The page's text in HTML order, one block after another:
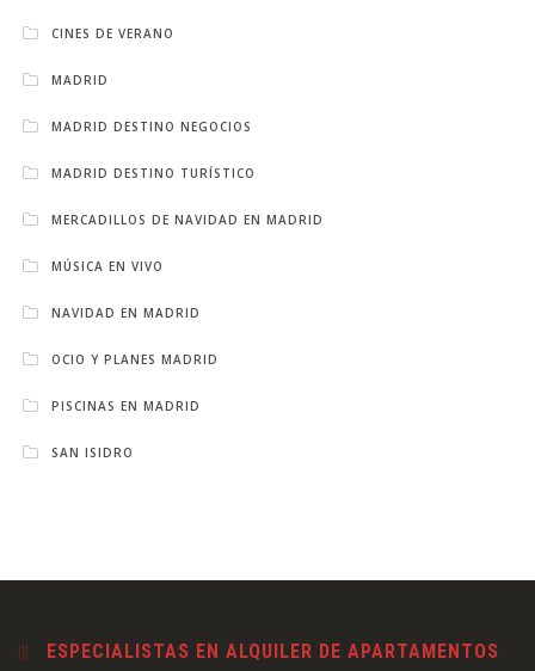
CINES DE VERANO
MADRID
MADRID DESTINO NEGOCIOS
MADRID DESTINO TURÍSTICO
MERCADILLOS DE NAVIDAD EN MADRID
MÚSICA EN VIVO
NAVIDAD EN MADRID
OCIO Y PLANES MADRID
PISCINAS EN MADRID
SAN ISIDRO
ESPECIALISTAS EN ALQUILER DE APARTAMENTOS